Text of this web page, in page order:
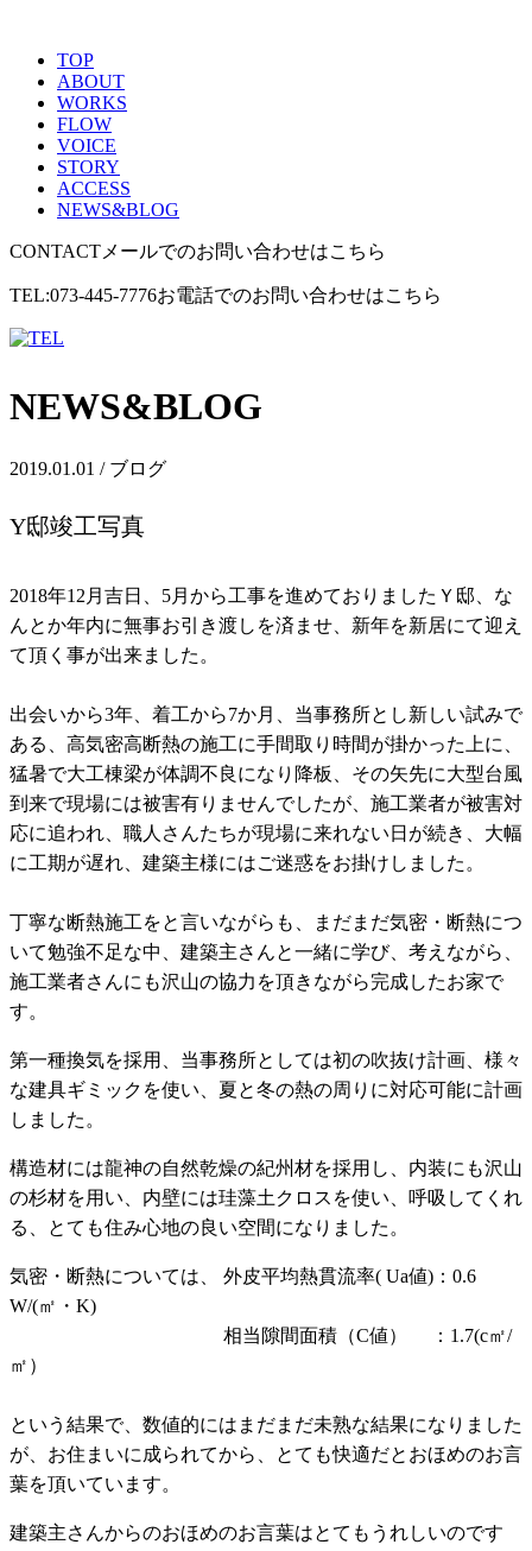
TOP
ABOUT
WORKS
FLOW
VOICE
STORY
ACCESS
NEWS&BLOG
CONTACT メールでのお問い合わせはこちら
TEL:073-445-7776お電話でのお問い合わせはこちら
NEWS&BLOG
2019.01.01 / ブログ
Y邸竣工写真
2018年12月吉日、5月から工事を進めておりましたＹ邸、な
んとか年内に無事お引き渡しを済ませ、新年を新居にて迎え
て頂く事が出来ました。
出会いから3年、着工から7か月、当事務所とし新しい試みで
ある、高気密高断熱の施工に手間取り時間が掛かった上に、
猛暑で大工棟梁が体調不良になり降板、その矢先に大型台風
到来で現場には被害有りませんでしたが、施工業者が被害対
応に追われ、職人さんたちが現場に来れない日が続き、大幅
に工期が遅れ、建築主様にはご迷惑をお掛けしました。
丁寧な断熱施工をと言いながらも、まだまだ気密・断熱につ
いて勉強不足な中、建築主さんと一緒に学び、考えながら、
施工業者さんにも沢山の協力を頂きながら完成したお家で
す。
第一種換気を採用、当事務所としては初の吹抜け計画、様々
な建具ギミックを使い、夏と冬の熱の周りに対応可能に計画
しました。
構造材には龍神の自然乾燥の紀州材を採用し、内装にも沢山
の杉材を用い、内壁には珪藻土クロスを使い、呼吸してくれ
る、とても住み心地の良い空間になりました。
気密・断熱については、 外皮平均熱貫流率( Ua値)：0.6
W/(㎡・K)
相当隙間面積（C値） ：1.7(c㎡/
㎡）
という結果で、数値的にはまだまだ未熟な結果になりました
が、お住まいに成られてから、とても快適だとおほめのお言
葉を頂いています。
建築主さんからのおほめのお言葉はとてもうれしいのです